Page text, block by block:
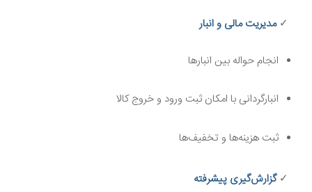
✓مدیریت مالی و انبار
انجام حواله بین انبارها
انبارگردانی با امکان ثبت ورود و خروج کالا
ثبت هزینه‌ها و تخفیف‌ها
✓گزارش‌گیری پیشرفته